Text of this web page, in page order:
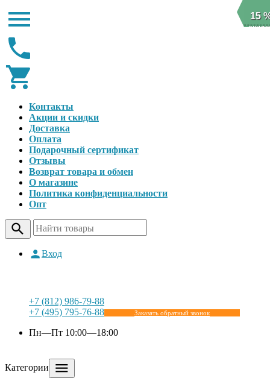
Контакты
Акции и скидки
Доставка
Оплата
Подарочный сертификат
Отзывы
Возврат товара и обмен
О магазине
Политика конфиденциальности
Опт
Вход
+7 (812) 986-79-88
+7 (495) 795-76-88
Заказать обратный звонок
Пн—Пт 10:00—18:00
Категории
15